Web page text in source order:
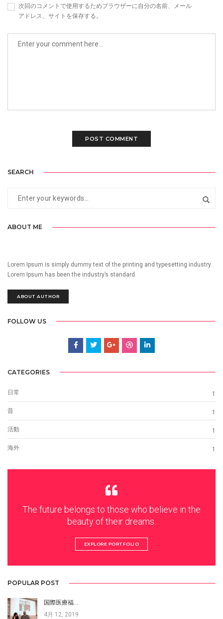
次回のコメントで使用するためブラウザーに自分の名前、メール
アドレス、サイトを保存する。
SEARCH
ABOUT ME
Lorem Ipsum is simply dummy text of the printing and typesetting industry.
Lorem Ipsum has been the industry’s standard.
ABOUT AUTHOR
FOLLOW US
CATEGORIES
日常 1
昔 1
活動 1
海外 1
The future belongs to those who believe in the
beauty of their dreams.
EXPLORE PORTFOLIO
POPULAR POST
国際医療福…
4月 12, 2019